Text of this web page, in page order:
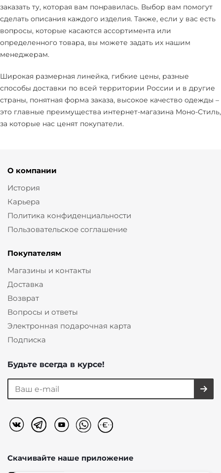
заказать ту, которая вам понравилась. Выбор вам помогут
сделать описания каждого изделия. Также, если у вас есть
вопросы, которые касаются ассортимента или
определенного товара, вы можете задать их нашим
менеджерам.
Широкая размерная линейка, гибкие цены, разные
способы доставки по всей территории России и в другие
страны, понятная форма заказа, высокое качество одежды –
это главные преимущества интернет-магазина Моно-Стиль,
за которые нас ценят покупатели.
О компании
История
Карьера
Политика конфиденциальности
Пользовательское соглашение
Покупателям
Магазины и контакты
Доставка
Возврат
Вопросы и ответы
Электронная подарочная карта
Подписка
Будьте всегда в курсе!
Скачивайте наше приложение